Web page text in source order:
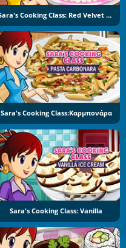
Sara's Cooking Class: Red Velvet Cake
Sara's Cooking Class:Καρμπονάρα
Sara's Cooking Class: Vanilla